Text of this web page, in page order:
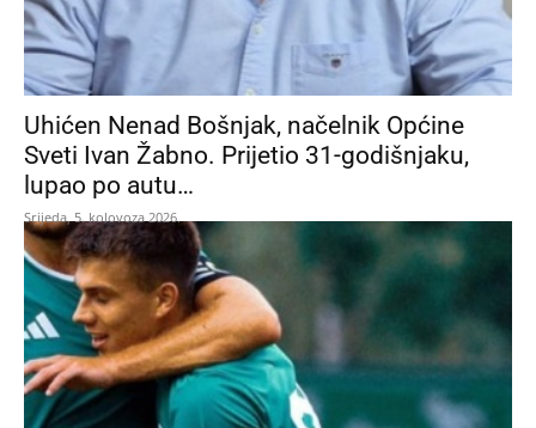
Uhićen Nenad Bošnjak, načelnik Općine
Sveti Ivan Žabno. Prijetio 31-godišnjaku,
lupao po autu…
Srijeda, 5. kolovoza 2026.